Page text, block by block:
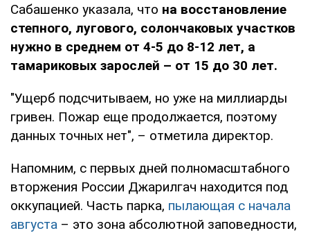
Сабашенко указала, что на восстановление
степного, лугового, солончаковых участков
нужно в среднем от 4-5 до 8-12 лет, а
тамариковых зарослей – от 15 до 30 лет.
"Ущерб подсчитываем, но уже на миллиарды
гривен. Пожар еще продолжается, поэтому
данных точных нет", – отметила директор.
Напомним, с первых дней полномасштабного
вторжения России Джарилгач находится под
оккупацией. Часть парка, пылающая с начала
августа – это зона абсолютной заповедности,